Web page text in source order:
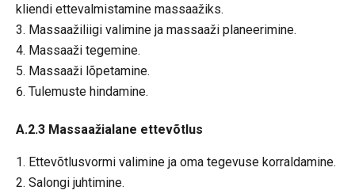
kliendi ettevalmistamine massaažiks.
Massaažiliigi valimine ja massaaži planeerimine.
Massaaži tegemine.
Massaaži lõpetamine.
Tulemuste hindamine.
A.2.3 Massaažialane ettevõtlus
Ettevõtlusvormi valimine ja oma tegevuse korraldamine.
Salongi juhtimine.